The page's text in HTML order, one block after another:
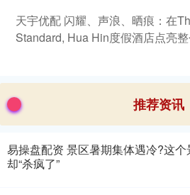
天宇优配 闪耀、声浪、晒痕：在
Standard, Hua Hin度假酒店点亮
推荐资讯
易操盘配资 景区暑期集体遇冷?这个
却“杀疯了”